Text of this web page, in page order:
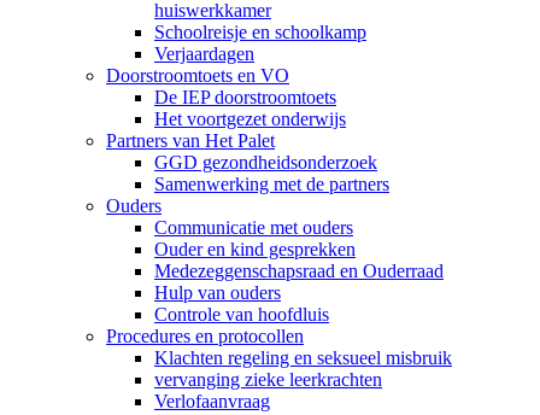
huiswerkkamer
Schoolreisje en schoolkamp
Verjaardagen
Doorstroomtoets en VO
De IEP doorstroomtoets
Het voortgezet onderwijs
Partners van Het Palet
GGD gezondheidsonderzoek
Samenwerking met de partners
Ouders
Communicatie met ouders
Ouder en kind gesprekken
Medezeggenschapsraad en Ouderraad
Hulp van ouders
Controle van hoofdluis
Procedures en protocollen
Klachten regeling en seksueel misbruik
vervanging zieke leerkrachten
Verlofaanvraag